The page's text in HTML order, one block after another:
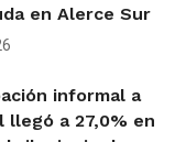
en Alerce Sur
informal a
llegó a 27,0% en